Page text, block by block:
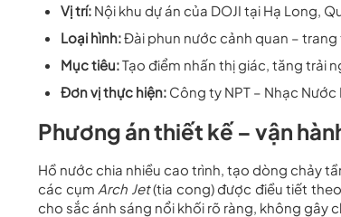
Vị trí: Nội khu dự án của DOJI tại Hạ Long,
Loại hình:Đài phun nước cảnh quan –
Mục tiêu:Tạo điểm nhấn thị giác, tăng trải
Đơn vị thực hiện: Công ty NPT – Nhạc Nước
Phương án thiết kế – vận
Hồ nước chia nhiều cao trình, tạo dòng chảy
các cụm Arch Jet(tia cong) được điều tiết theo
cho sắc ánh sáng nổi khối rõ ràng, không gây